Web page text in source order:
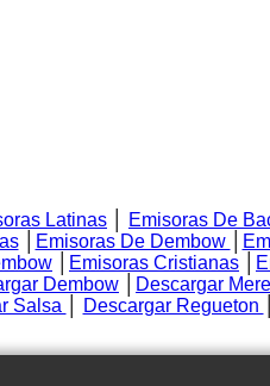
Latinas Emisoras De
│ Emisoras De Dembow
Emisoras Cristianas
Dembow Descargar
Salsa Descargar Regueton